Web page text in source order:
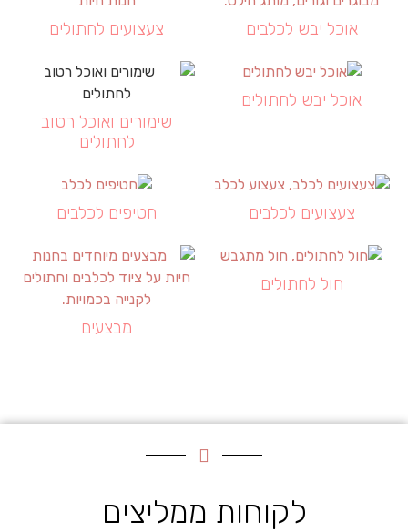
אוכל יבש לכלבים צעצועים לחתולים
אוכל יבש לחתולים
שימורים ואוכל רטוב
לחתולים
צעצועים לכלבים חטיפים לכלבים
חול לחתולים
מבצעים
לקוחות ממליצים